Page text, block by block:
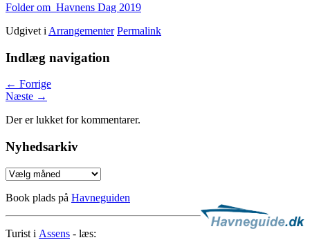
Folder om Havnens Dag 2019
Udgivet i Arrangementer Permalink
Indlæg navigation
← Forrige
Næste →
Der er lukket for kommentarer.
Nyhedsarkiv
Nyhedsarkiv
Book plads på Havneguiden
Turist i Assens - læs: